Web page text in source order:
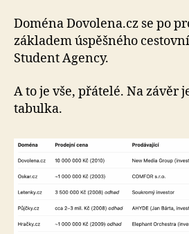
Doména Dovolena.cz se po
základem úspěšného
Student Agency.
A to je vše, přátelé. Na závěr
tabulka.